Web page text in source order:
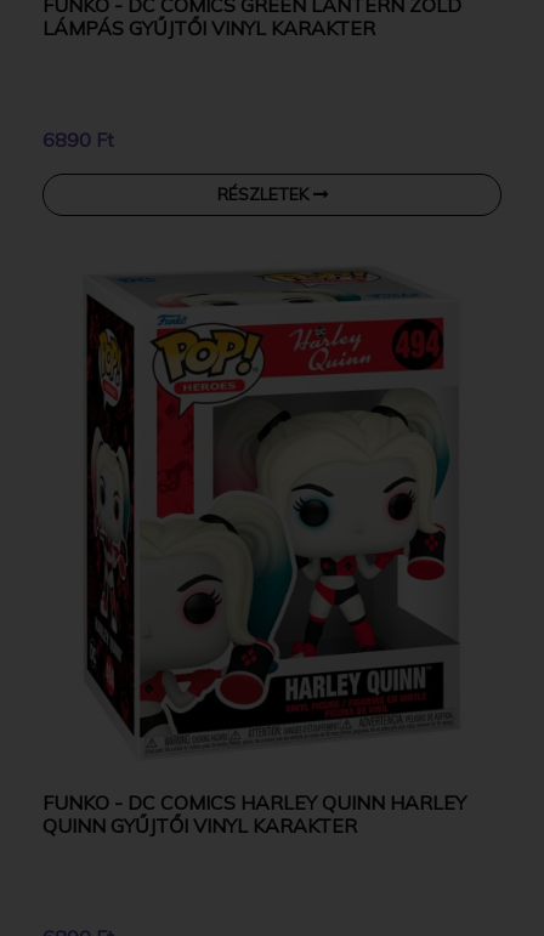
LÁMPÁS GYŰJTŐI VINYL KARAKTER
6890 Ft
RÉSZLETEK
FUNKO - DC COMICS HARLEY QUINN HARLEY
QUINN GYŰJTŐI VINYL KARAKTER